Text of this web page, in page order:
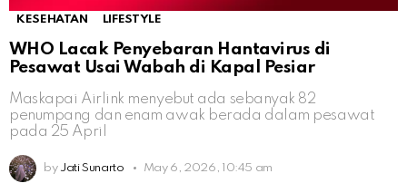
KESEHATAN LIFESTYLE
WHO Lacak Penyebaran Hantavirus di
Pesawat Usai Wabah di Kapal Pesiar
Maskapai Airlink menyebut ada sebanyak 82
penumpang dan enam awak berada dalam pesawat
pada 25 April
by Jati Sunarto May 6, 2026, 10:45 am